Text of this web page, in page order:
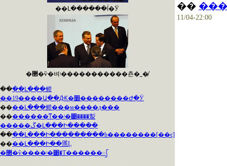
��Լ������ĺ�Ӱ
�޲�ѷ�벼ʲ�����������쵼�˽�̸
����Լ���鳤
��19����Ա��Ԫ�׻��������Ժ�Ӱ
����Լ���鳤���м����д���
��������ͳ��ʲ�͹����䱫
�����ڱ�Լ���Ի�����
����Լ���Ի���������һ�ֶ�������[��ͼ]
����Լ���Ի��鿪Ļ
�޲�ѷ����ʲ�͹�Τ������᳡
��
11/04-22:00